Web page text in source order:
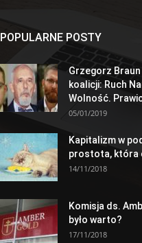
POPULARNE POSTY
Grzegorz Braun
koalicji: Ruch
Wolność.
05/01/2019
Kapitalizm w
prostota, która
14/11/2018
Komisja ds.
było warto?
17/11/2018